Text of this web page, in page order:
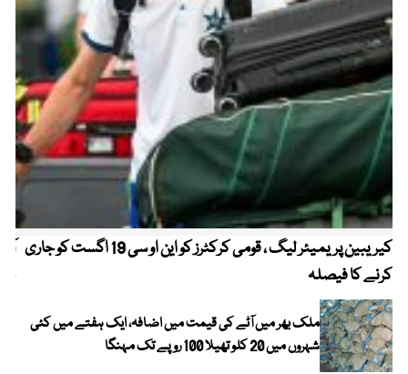
کیریبین پریمیئر لیگ ، قومی کرکٹرز کو این او سی 19 اگست کو جاری
کرنے کا فیصلہ
ملک بھر میں آٹے کی قیمت میں اضافہ، ایک ہفتے میں کئی
شہروں میں 20 کلو تھیلا 100 روپے تک مہنگا